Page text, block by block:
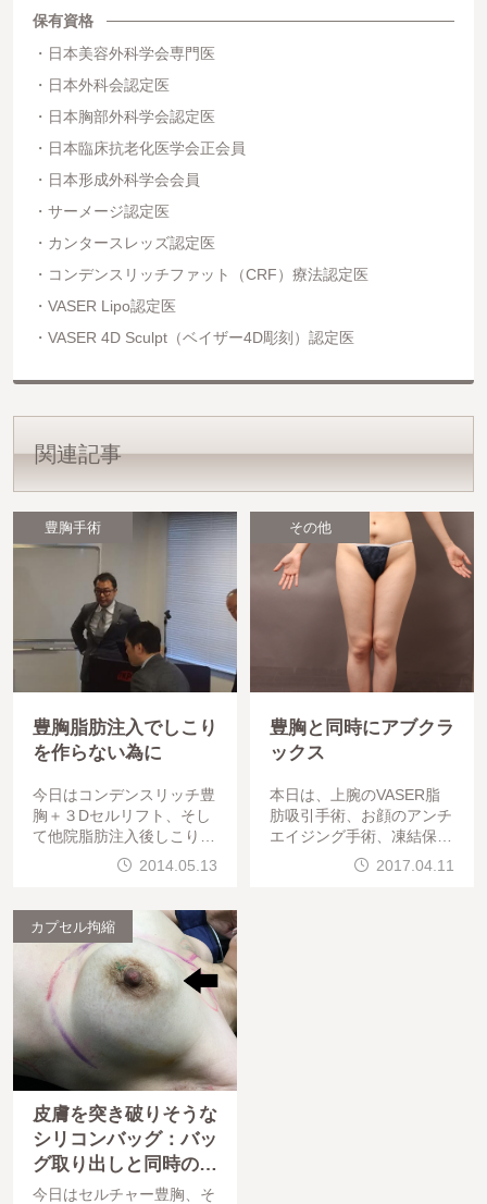
保有資格
日本美容外科学会専門医
日本外科会認定医
日本胸部外科学会認定医
日本臨床抗老化医学会正会員
日本形成外科学会会員
サーメージ認定医
カンタースレッズ認定医
コンデンスリッチファット（CRF）療法認定医
VASER Lipo認定医
VASER 4D Sculpt（ベイザー4D彫刻）認定医
関連記事
豊胸手術
豊胸脂肪注入でしこり
を作らない為に
今日はコンデンスリッチ豊
胸＋３Dセルリフト、そし
て他院脂肪注入後しこり除
去の手術でした。手術は問
題なく終わっています。お
豊胸後のしこり除去手術を
行ったので、しこりについ
てお
2014.05.13
その他
豊胸と同時にアブクラ
ックス
本日は、上腕のVASER脂
肪吸引手術、お顔のアンチ
エイジング手術、凍結保存
脂肪のバストへの注入手術
でした。手術は問題無く終
2017.04.11
カプセル拘縮
皮膚を突き破りそうな
シリコンバッグ：バッ
グ取り出しと同時のC
RF豊胸
今日はセルチャー豊胸、そ